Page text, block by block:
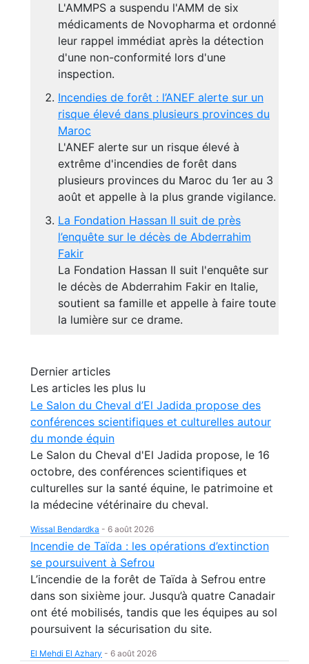
L'AMMPS a suspendu l'AMM de six
médicaments de Novopharma et ordonné
leur rappel immédiat après la détection
d'une non-conformité lors d'une
inspection.
Incendies de forêt : l’ANEF alerte sur un
risque élevé dans plusieurs provinces du
Maroc
L'ANEF alerte sur un risque élevé à
extrême d'incendies de forêt dans
plusieurs provinces du Maroc du 1er au 3
août et appelle à la plus grande vigilance.
La Fondation Hassan II suit de près
l’enquête sur le décès de Abderrahim
Fakir
La Fondation Hassan II suit l'enquête sur
le décès de Abderrahim Fakir en Italie,
soutient sa famille et appelle à faire toute
la lumière sur ce drame.
Dernier articles
Les articles les plus lu
Le Salon du Cheval d’El Jadida propose des
conférences scientifiques et culturelles autour
du monde équin
Le Salon du Cheval d'El Jadida propose, le 16
octobre, des conférences scientifiques et
culturelles sur la santé équine, le patrimoine et
la médecine vétérinaire du cheval.
Wissal Bendardka - 6 août 2026
Incendie de Taïda : les opérations d’extinction
se poursuivent à Sefrou
L’incendie de la forêt de Taïda à Sefrou entre
dans son sixième jour. Jusqu’à quatre Canadair
ont été mobilisés, tandis que les équipes au sol
poursuivent la sécurisation du site.
El Mehdi El Azhary - 6 août 2026